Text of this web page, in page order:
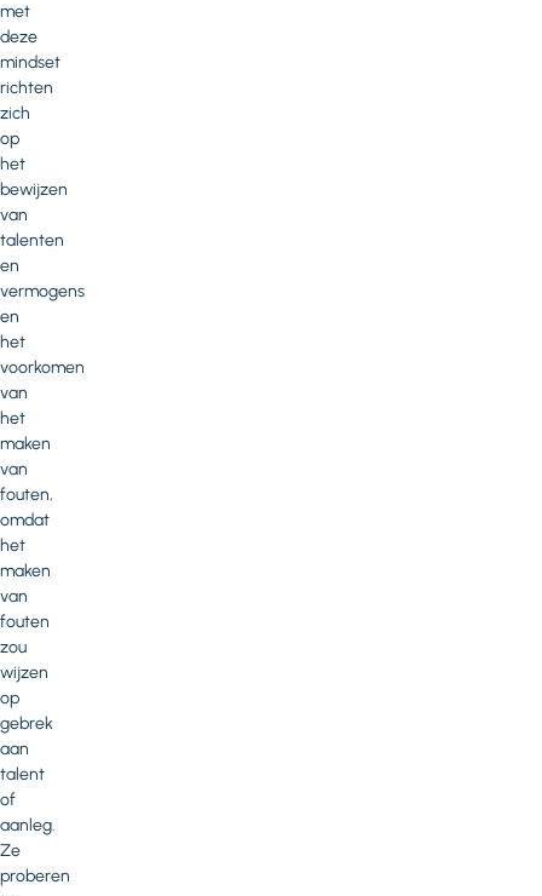
met
deze
mindset
richten
zich
op
het
bewijzen
van
talenten
en
vermogens
en
het
voorkomen
van
het
maken
van
fouten,
omdat
het
maken
van
fouten
zou
wijzen
op
gebrek
aan
talent
of
aanleg.
Ze
proberen